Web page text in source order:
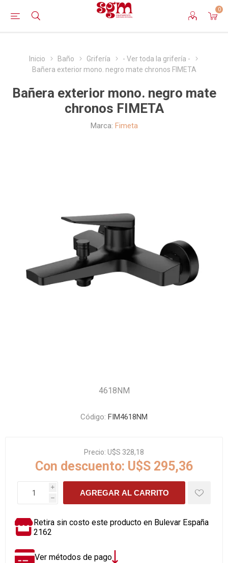
0
Inicio Baño Grifería
- Ver toda la grifería -
Bañera exterior mono. negro mate chronos FIMETA
Bañera exterior mono. negro mate
chronos FIMETA
Marca: Fimeta
4618NM
Código: FIM4618NM
Precio: U$S 328,18
Con descuento: U$S 295,36
i
h
AGREGAR AL CARRITO
Retira sin costo este producto en Bulevar España
2162
Ver métodos de pago